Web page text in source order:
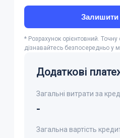
Залишити
* Розрахунок орієнтовний.
дізнавайтесь безпосередньо у
Додаткові
Загальні витрати за
-
Загальна вартість